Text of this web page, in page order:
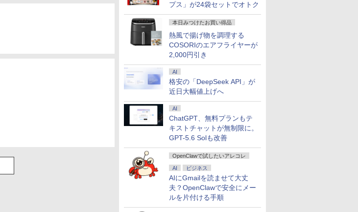
プス」が24袋セットでオトク
本日みつけたお買い得品
熱風で揚げ物を調理する
COSORIのエアフライヤーが
2,000円引き
AI
格安の「DeepSeek API」が
近日大幅値上げへ
AI
ChatGPT、無料プランもテ
キストチャットが無制限に。
GPT-5.6 Solも改善
OpenClawで試したいアレコレ
AI ビジネス
AIにGmailを読ませて大丈
夫？OpenClawで安全にメー
ルを片付ける手順